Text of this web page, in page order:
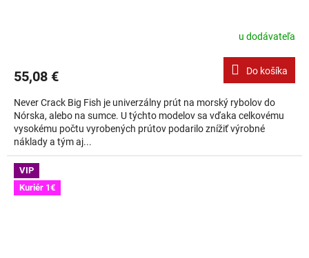
u dodávateľa
55,08 € Do košíka
Never Crack Big Fish je univerzálny prút na morský rybolov do
Nórska, alebo na sumce. U týchto modelov sa vďaka celkovému
vysokému počtu vyrobených prútov podarilo znížiť výrobné
náklady a tým aj...
VIP
Kuriér 1€